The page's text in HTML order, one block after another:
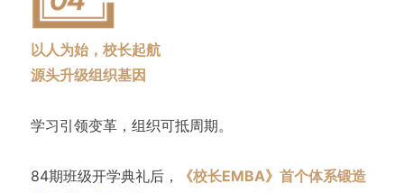
以人为始，校长起航
源头升级组织基因
学习引领变革，组织可抵周期。
84期班级开学典礼后，
《校长EMBA》首个体系锻造